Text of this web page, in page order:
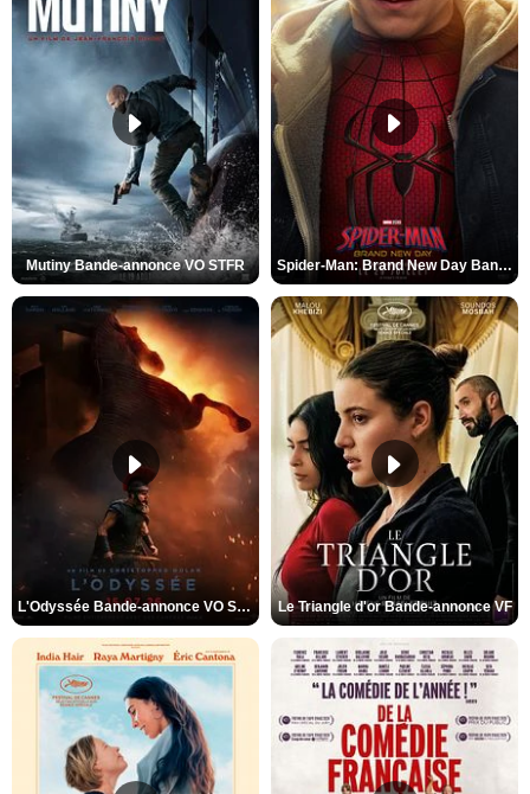
Mutiny Bande-annonce VO STFR Spider-Man: Brand New Day Bande-annonce VO STFR
L'Odyssée Bande-annonce VO STFR Le Triangle d'or Bande-annonce VF